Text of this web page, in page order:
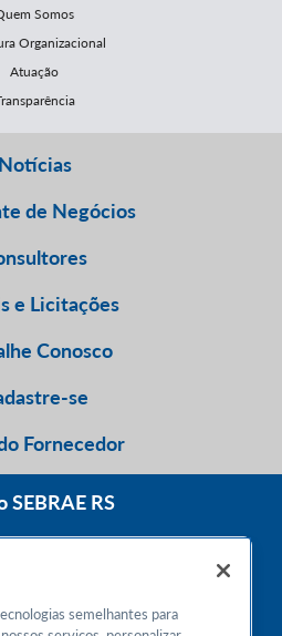
Somos
Organizacional
Atuação
Notícias
de Negócios
e Licitações
Conosco
se
Fornecedor
SEBRAE RS
24h
semelhantes para